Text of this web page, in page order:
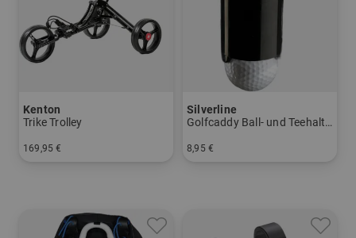
Kenton
Trike Trolley
169,95 €
Silverline
Golfcaddy Ball- und Teehalter
8,95 €